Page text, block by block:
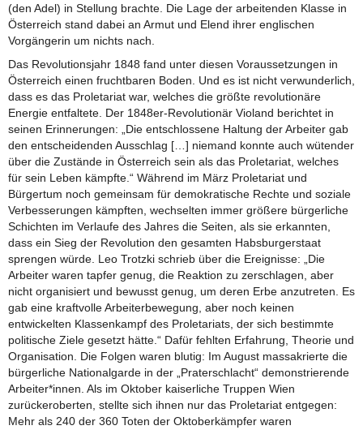
(den Adel) in Stellung brachte. Die Lage der arbeitenden Klasse in
Österreich stand dabei an Armut und Elend ihrer englischen
Vorgängerin um nichts nach.
Das Revolutionsjahr 1848 fand unter diesen Voraussetzungen in
Österreich einen fruchtbaren Boden. Und es ist nicht verwunderlich,
dass es das Proletariat war, welches die größte revolutionäre
Energie entfaltete. Der 1848er-Revolutionär Violand berichtet in
seinen Erinnerungen: „Die entschlossene Haltung der Arbeiter gab
den entscheidenden Ausschlag […] niemand konnte auch wütender
über die Zustände in Österreich sein als das Proletariat, welches
für sein Leben kämpfte.“ Während im März Proletariat und
Bürgertum noch gemeinsam für demokratische Rechte und soziale
Verbesserungen kämpften, wechselten immer größere bürgerliche
Schichten im Verlaufe des Jahres die Seiten, als sie erkannten,
dass ein Sieg der Revolution den gesamten Habsburgerstaat
sprengen würde. Leo Trotzki schrieb über die Ereignisse: „Die
Arbeiter waren tapfer genug, die Reaktion zu zerschlagen, aber
nicht organisiert und bewusst genug, um deren Erbe anzutreten. Es
gab eine kraftvolle Arbeiterbewegung, aber noch keinen
entwickelten Klassenkampf des Proletariats, der sich bestimmte
politische Ziele gesetzt hätte.“ Dafür fehlten Erfahrung, Theorie und
Organisation. Die Folgen waren blutig: Im August massakrierte die
bürgerliche Nationalgarde in der „Praterschlacht“ demonstrierende
Arbeiter*innen. Als im Oktober kaiserliche Truppen Wien
zurückeroberten, stellte sich ihnen nur das Proletariat entgegen:
Mehr als 240 der 360 Toten der Oktoberkämpfer waren